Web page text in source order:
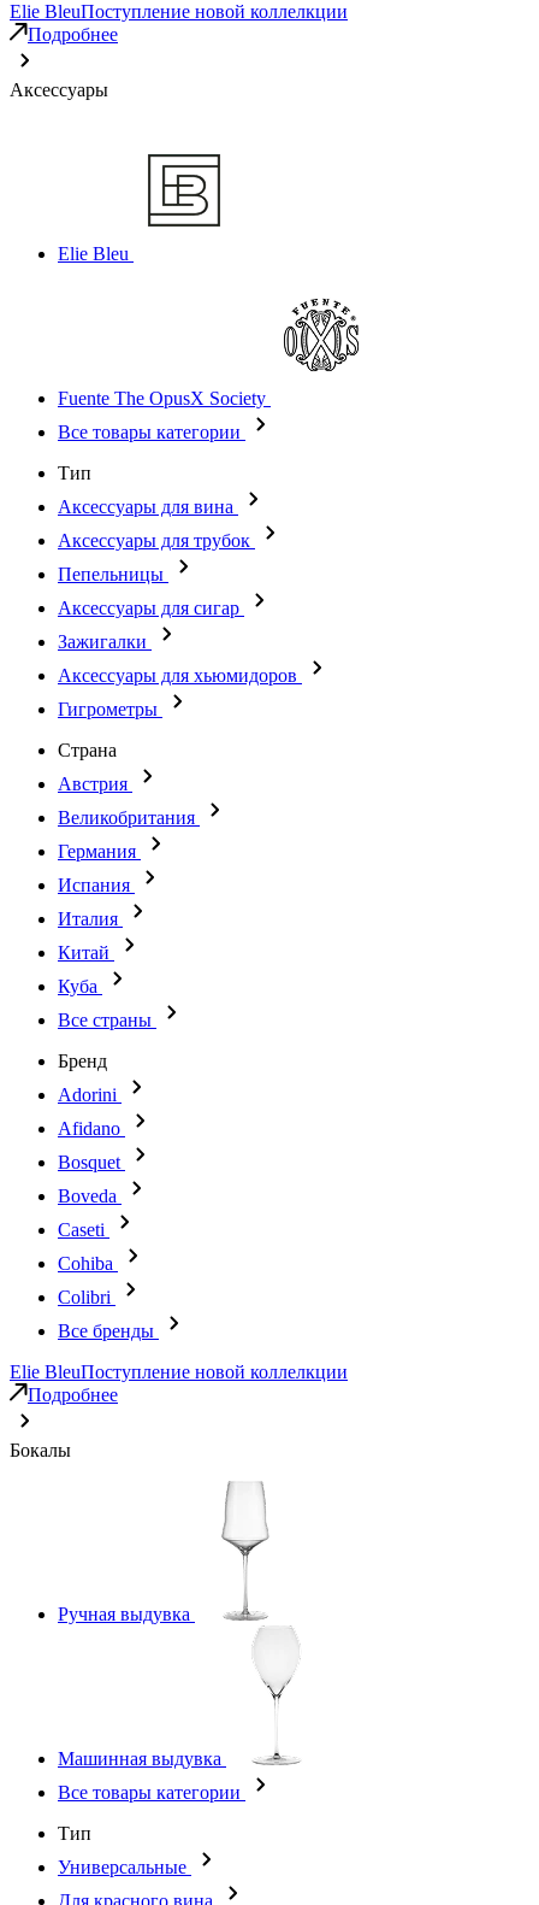
Elie BleuПоступление новой коллелкции
Подробнее
Аксессуары
Elie Bleu
Fuente The OpusX Society
Все товары категории
Тип
Аксессуары для вина
Аксессуары для трубок
Пепельницы
Аксессуары для сигар
Зажигалки
Аксессуары для хьюмидоров
Гигрометры
Страна
Австрия
Великобритания
Германия
Испания
Италия
Китай
Куба
Все страны
Бренд
Adorini
Afidano
Bosquet
Boveda
Caseti
Cohiba
Colibri
Все бренды
Elie BleuПоступление новой коллелкции
Подробнее
Бокалы
Ручная выдувка
Машинная выдувка
Все товары категории
Тип
Универсальные
Для красного вина